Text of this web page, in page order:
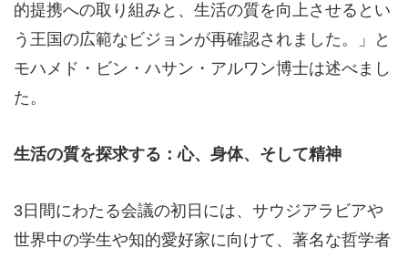
的提携への取り組みと、生活の質を向上させるとい
う王国の広範なビジョンが再確認されました。」と
モハメド・ビン・ハサン・アルワン博士は述べまし
た。
生活の質を探求する：心、身体、そして精神
3日間にわたる会議の初日には、サウジアラビアや
世界中の学生や知的愛好家に向けて、著名な哲学者